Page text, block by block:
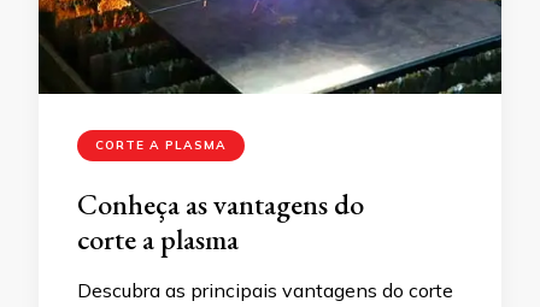
CORTE A PLASMA
Conheça as vantagens do
corte a plasma
Descubra as principais vantagens do corte